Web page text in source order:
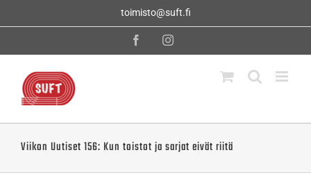
toimisto@suft.fi
FacebookInstagram
Viikon Uutiset 156: Kun toistot ja sarjat eivät riitä